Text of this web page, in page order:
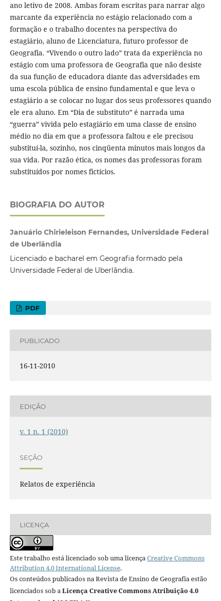
ano letivo de 2008. Ambas foram escritas para narrar algo
marcante da experiência no estágio relacionado com a
formação e o trabalho docentes na perspectiva do
estagiário, aluno de Licenciatura, futuro professor de
Geografia. “Vivendo o outro lado” trata da experiência no
estágio com uma professora de Geografia que não desiste
da sua função de educadora diante das adversidades em
uma escola pública de ensino fundamental e que leva o
estagiário a se colocar no lugar dos seus professores quando
ele era aluno. Em “Dia de substituto” é narrada uma
“guerra” vivida pelo estagiário em uma classe de ensino
médio no dia em que a professora faltou e ele precisou
substituí-la, sozinho, nos cinqüenta minutos mais longos da
sua vida. Por razão ética, os nomes das professoras foram
substituídos por nomes fictícios.
BIOGRAFIA DO AUTOR
Januário Chirieleison Fernandes, Universidade Federal
de Uberlândia
Licenciado e bacharel em Geografia formado pela
Universidade Federal de Uberlândia.
PDF
PUBLICADO
16-11-2010
EDIÇÃO
v. 1 n. 1 (2010)
SEÇÃO
Relatos de experiência
LICENÇA
Este trabalho está licenciado sob uma licençaCreative Commons
Attribution 4.0 International License.
Os conteúdos publicados na Revista de Ensino de Geografia estão
licenciados sob aLicença Creative Commons Atribuição 4.0